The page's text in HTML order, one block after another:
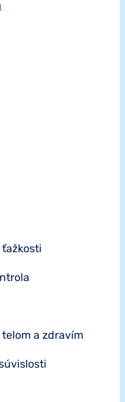
ťažkosti
a zdravím